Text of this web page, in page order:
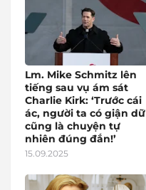
Lm. Mike Schmitz lên
tiếng sau vụ ám sát
Charlie Kirk: ‘Trước cái
ác, người ta có giận dữ
cũng là chuyện tự
nhiên đúng đắn!’
15.09.2025